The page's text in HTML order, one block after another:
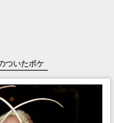
ついたボケ